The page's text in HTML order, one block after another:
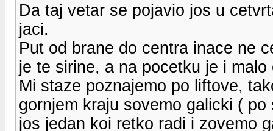
Da taj vetar se pojavio jos u
jaci.
Put od brane do centra inace ne
je te sirine, a na pocetku je i
Mi staze poznajemo po liftove,
gornjem kraju sovemo galicki (
jos jedan koi retko radi i zovemo